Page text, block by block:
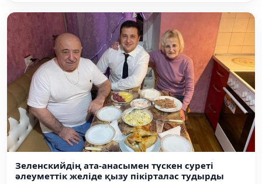
Зеленскийдің ата-анасымен түскен суреті
әлеуметтік желіде қызу пікірталас тудырды